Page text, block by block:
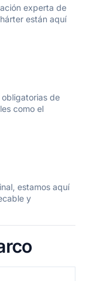
experta de
están aquí
obligatorias de
como el
estamos aquí
y